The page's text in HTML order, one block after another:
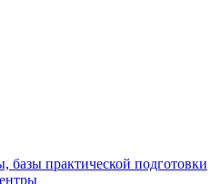
базы практической подготовки